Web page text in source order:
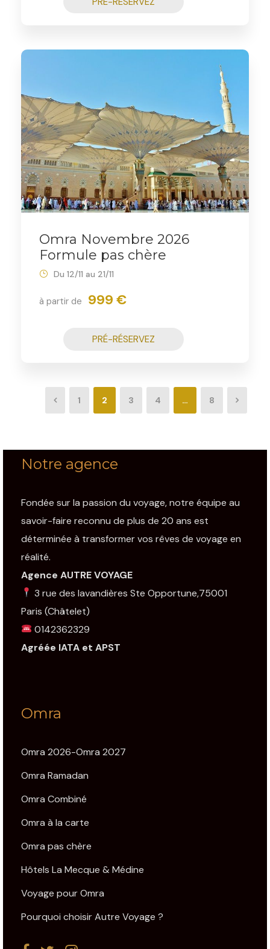
Omra Novembre 2026
Formule pas chère
à partir de 999 €
Du 12/11 au 21/11
PRÉ-RÉSERVEZ
1 2 3 4 … 8
Notre agence
Fondée sur la passion du voyage, notre équipe au
savoir-faire reconnu de plus de 20 ans est
déterminée à transformer vos rêves de voyage en
réalité.
Agence AUTRE VOYAGE
3 rue des lavandières Ste Opportune,75001
Paris (Châtelet)
0142362329
Agréée IATA et APST
Omra
Omra 2026-Omra 2027
Omra Ramadan
Omra Combiné
Omra à la carte
Omra pas chère
Hôtels La Mecque & Médine
Voyage pour Omra
Pourquoi choisir Autre Voyage ?